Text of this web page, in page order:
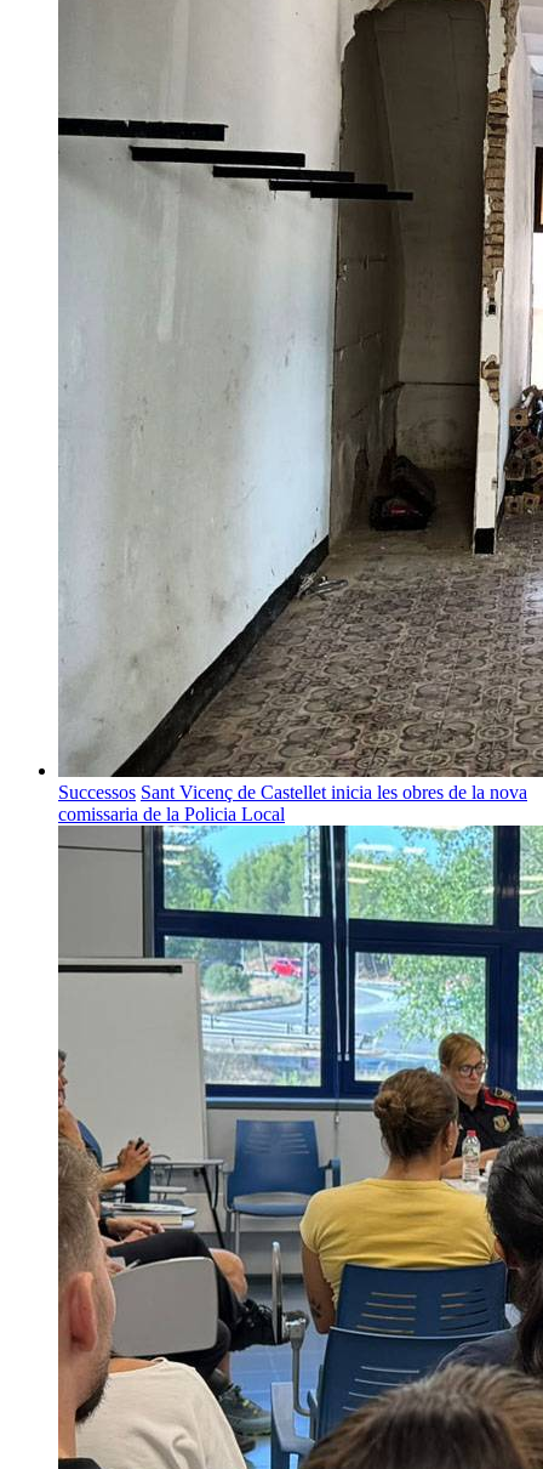
Successos Sant Vicenç de Castellet inicia les obres de la nova
comissaria de la Policia Local